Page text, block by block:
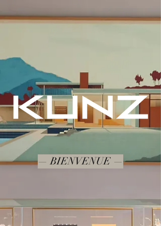
— BIENVENUE —